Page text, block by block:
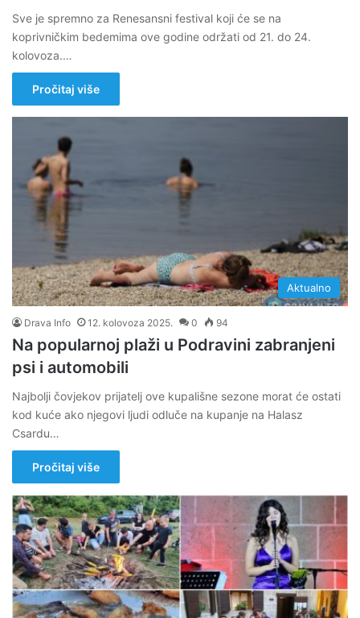
Sve je spremno za Renesansni festival koji će se na
koprivničkim bedemima ove godine održati od 21. do 24.
kolovoza.…
Pročitaj više
Aktualno
Drava Info 12. kolovoza 2025. 0 94
Na popularnoj plaži u Podravini zabranjeni
psi i automobili
Najbolji čovjekov prijatelj ove kupališne sezone morat će ostati
kod kuće ako njegovi ljudi odluče na kupanje na Halasz
Csardu…
Pročitaj više